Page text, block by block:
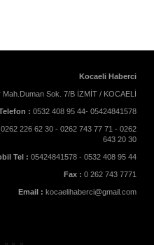
Kocaeli Haberci
Mah.Duman Sok. 7/B İZMİT / KOCAELİ
: 0532 408 95 44- 05424841578
0262 226 62 30 - 0262 743 77 71 - 0262
643 20 30
Tel : 05424841578 - 0532 408 95 44
Fax : 0 262 743 7771
Email : kocaelihaberci@gmail.com